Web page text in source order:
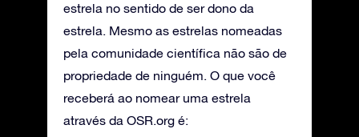
estrela no sentido de ser dono da
estrela. Mesmo as estrelas nomeadas
pela comunidade científica não são de
propriedade de ninguém. O que você
receberá ao nomear uma estrela
através da OSR.org é: